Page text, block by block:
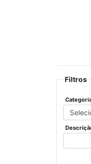
Filtros